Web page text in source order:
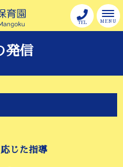
MENU
TEL
発信
じた指導